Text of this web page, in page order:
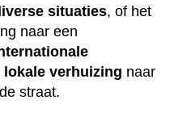
situaties, of het
naar een
lokale verhuizing naar
straat.